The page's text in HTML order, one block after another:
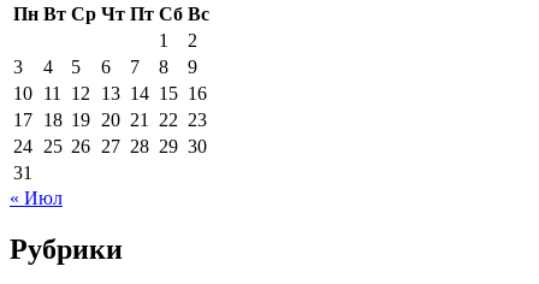
Пн Вт Ср Чт Пт Сб Вс
1
2
3
4 5 6 7 8
9
10 11 12 13 14 15 16
17 18 19 20 21 22 23
24 25 26 27 28 29 30
31
« Июл
Рубрики